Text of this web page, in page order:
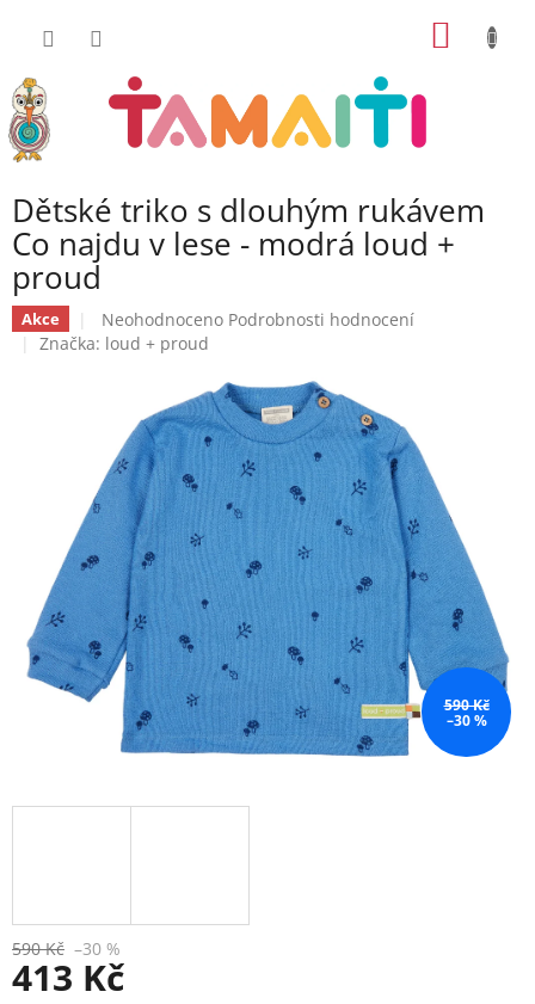
Dětské triko s dlouhým rukávem
Co najdu v lese - modrá loud +
proud
Akce
Průměrné
hodnocení
hvězdiček.
Neohodnoceno Podrobnosti hodnocení
Značka: loud + proud
590 Kč
–30 %
590 Kč –30 %
413 Kč